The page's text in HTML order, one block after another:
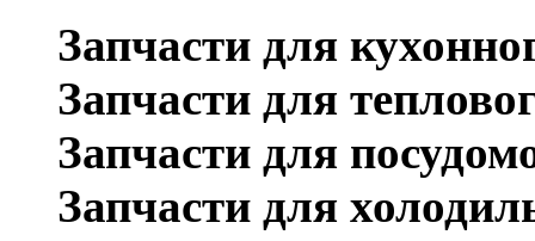
Запчасти для
Запчасти для
Запчасти для
Запчасти для